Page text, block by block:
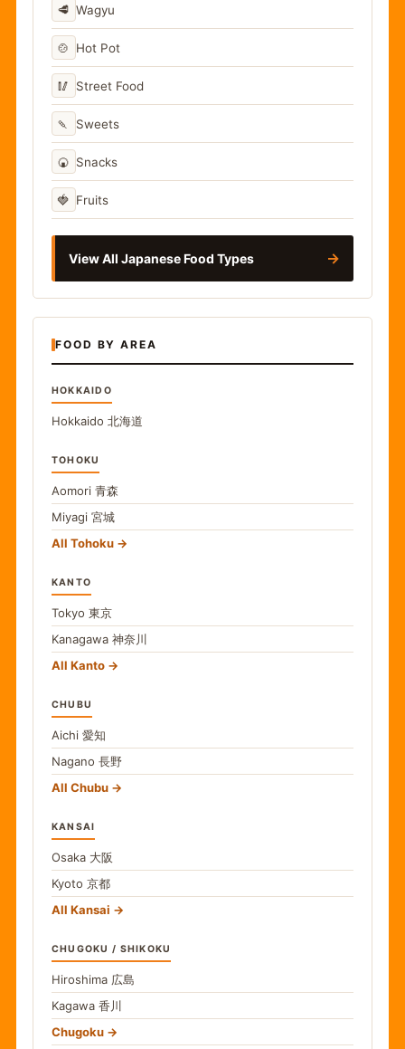
🥩 Wagyu
🍲 Hot Pot
🥢 Street Food
🍡 Sweets
🍘 Snacks
🍓 Fruits
View All Japanese Food Types →
FOOD BY AREA
HOKKAIDO
Hokkaido 北海道
TOHOKU
Aomori 青森
Miyagi 宮城
All Tohoku
KANTO
Tokyo 東京
Kanagawa 神奈川
All Kanto
CHUBU
Aichi 愛知
Nagano 長野
All Chubu
KANSAI
Osaka 大阪
Kyoto 京都
All Kansai
CHUGOKU / SHIKOKU
Hiroshima 広島
Kagawa 香川
Chugoku